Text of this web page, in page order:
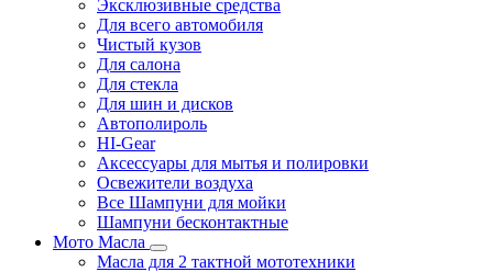
Эксклюзивные средства
Для всего автомобиля
Чистый кузов
Для салона
Для стекла
Для шин и дисков
Автополироль
HI-Gear
Аксессуары для мытья и полировки
Освежители воздуха
Все Шампуни для мойки
Шампуни бесконтактные
Мото Масла
Масла для 2 тактной мототехники